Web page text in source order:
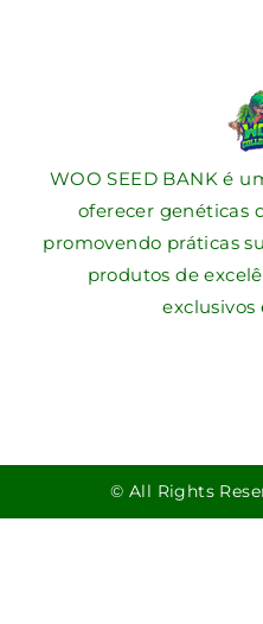
WOO SEED BANK é
oferecer genéticas
promovendo práticas
produtos de
exclusivos
© All Rights